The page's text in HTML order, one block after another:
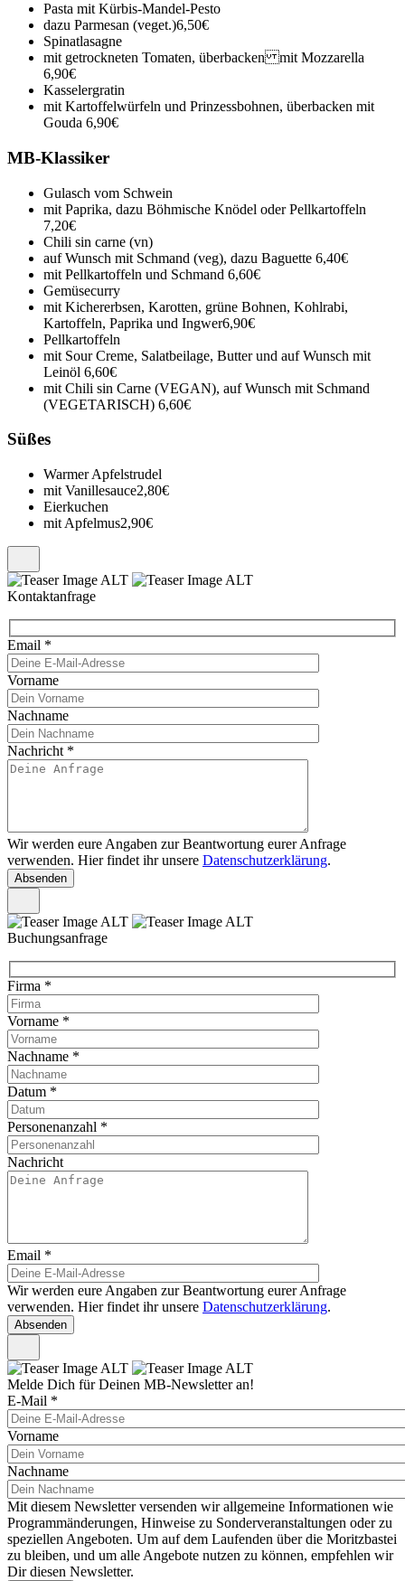
Pasta mit Kürbis-Mandel-Pesto
dazu Parmesan (veget.)6,50€
Spinatlasagne
mit getrockneten Tomaten, überbacken mit Mozzarella
6,90€
Kasselergratin
mit Kartoffelwürfeln und Prinzessbohnen, überbacken mit
Gouda 6,90€
MB-Klassiker
Gulasch vom Schwein
mit Paprika, dazu Böhmische Knödel oder Pellkartoffeln
7,20€
Chili sin carne (vn)
auf Wunsch mit Schmand (veg), dazu Baguette 6,40€
mit Pellkartoffeln und Schmand 6,60€
Gemüsecurry
mit Kichererbsen, Karotten, grüne Bohnen, Kohlrabi,
Kartoffeln, Paprika und Ingwer6,90€
Pellkartoffeln
mit Sour Creme, Salatbeilage, Butter und auf Wunsch mit
Leinöl 6,60€
mit Chili sin Carne (VEGAN), auf Wunsch mit Schmand
(VEGETARISCH) 6,60€
Süßes
Warmer Apfelstrudel
mit Vanillesauce2,80€
Eierkuchen
mit Apfelmus2,90€
Kontaktanfrage
Email *
Vorname
Nachname
Nachricht *
Wir werden eure Angaben zur Beantwortung eurer Anfrage
verwenden. Hier findet ihr unsere Datenschutzerklärung.
Buchungsanfrage
Firma *
Vorname *
Nachname *
Datum *
Personenanzahl *
Nachricht
Email *
Wir werden eure Angaben zur Beantwortung eurer Anfrage
verwenden. Hier findet ihr unsere Datenschutzerklärung.
Melde Dich für Deinen MB-Newsletter an!
E-Mail *
Vorname
Nachname
Mit diesem Newsletter versenden wir allgemeine Informationen wie
Programmänderungen, Hinweise zu Sonderveranstaltungen oder zu
speziellen Angeboten. Um auf dem Laufenden über die Moritzbastei
zu bleiben, und um alle Angebote nutzen zu können, empfehlen wir
Dir diesen Newsletter.